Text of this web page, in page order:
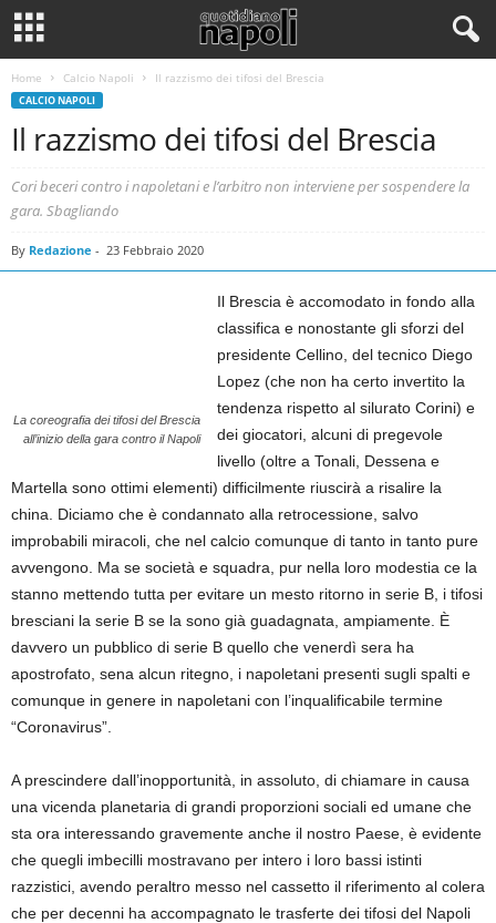
Home Calcio Napoli Il razzismo dei tifosi del Brescia
CALCIO NAPOLI
Il razzismo dei tifosi del Brescia
Cori beceri contro i napoletani e l’arbitro non interviene per sospendere la
gara. Sbagliando
By Redazione - 23 Febbraio 2020
La coreografia dei tifosi del Brescia
all’inizio della gara contro il Napoli
Il Brescia è accomodato in fondo alla
classifica e nonostante gli sforzi del
presidente Cellino, del tecnico Diego
Lopez (che non ha certo invertito la
tendenza rispetto al silurato Corini) e
dei giocatori, alcuni di pregevole
livello (oltre a Tonali, Dessena e
Martella sono ottimi elementi) difficilmente riuscirà a risalire la
china. Diciamo che è condannato alla retrocessione, salvo
improbabili miracoli, che nel calcio comunque di tanto in tanto pure
avvengono. Ma se società e squadra, pur nella loro modestia ce la
stanno mettendo tutta per evitare un mesto ritorno in serie B, i tifosi
bresciani la serie B se la sono già guadagnata, ampiamente. È
davvero un pubblico di serie B quello che venerdì sera ha
apostrofato, sena alcun ritegno, i napoletani presenti sugli spalti e
comunque in genere in napoletani con l’inqualificabile termine
“Coronavirus”.
A prescindere dall’inopportunità, in assoluto, di chiamare in causa
una vicenda planetaria di grandi proporzioni sociali ed umane che
sta ora interessando gravemente anche il nostro Paese, è evidente
che quegli imbecilli mostravano per intero i loro bassi istinti
razzistici, avendo peraltro messo nel cassetto il riferimento al colera
che per decenni ha accompagnato le trasferte dei tifosi del Napoli